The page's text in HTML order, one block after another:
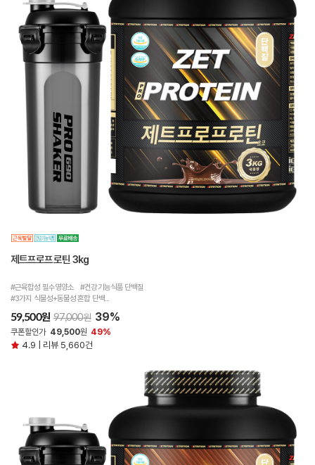
제트프로프로틴 3kg
#근육합성 필수영양소 #건강기능식품 단백질
#3가지 식물성+동물성 혼합 단백...
59,500원 97,000원 39%
쿠폰할인가 49,500원 49%
4.9 | 리뷰 5,660건